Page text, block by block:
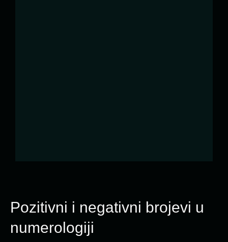
Pozitivni i negativni brojevi u
numerologiji